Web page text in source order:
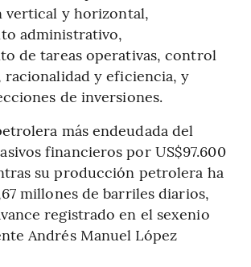
vertical y horizontal,
administrativo,
de tareas operativas, control
racionalidad y eficiencia, y
de inversiones.
más endeudada del
financieros por US$97.600
su producción petrolera ha
millones de barriles diarios,
registrado en el sexenio
Andrés Manuel López